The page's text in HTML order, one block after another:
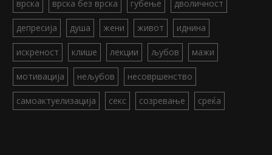
врска врска без врска губење дволичност
депресија душа жени живот иднина
искреност клише лекции љубов мажи
мотивација нељубов несовршенство
самоактуелизација секс созревање среќа